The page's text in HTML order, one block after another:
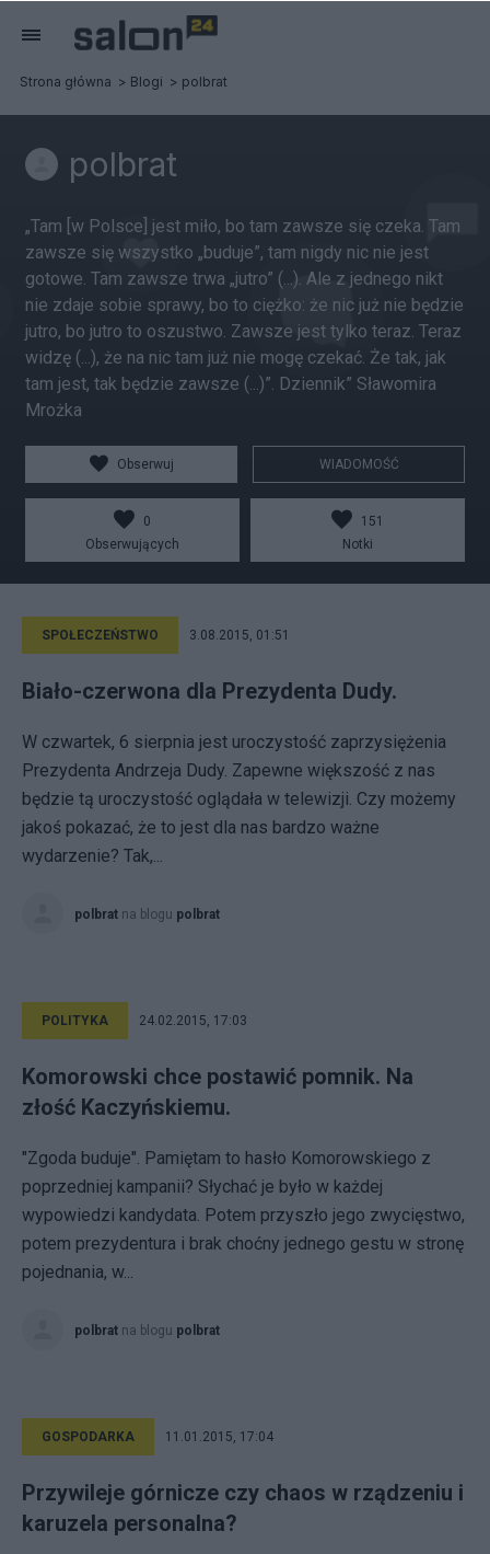
Strona główna Blogi polbrat
polbrat
„Tam [w Polsce] jest miło, bo tam zawsze się czeka. Tam
zawsze się wszystko „buduje”, tam nigdy nic nie jest
gotowe. Tam zawsze trwa „jutro” (...). Ale z jednego nikt
nie zdaje sobie sprawy, bo to ciężko: że nic już nie będzie
jutro, bo jutro to oszustwo. Zawsze jest tylko teraz. Teraz
widzę (...), że na nic tam już nie mogę czekać. Że tak, jak
tam jest, tak będzie zawsze (...)”. Dziennik” Sławomira
Mrożka
Obserwuj WIADOMOŚĆ
0
Obserwujących
151
Notki
SPOŁECZEŃSTWO 3.08.2015, 01:51
Biało-czerwona dla Prezydenta Dudy.
W czwartek, 6 sierpnia jest uroczystość zaprzysiężenia
Prezydenta Andrzeja Dudy. Zapewne większość z nas
będzie tą uroczystość oglądała w telewizji. Czy możemy
jakoś pokazać, że to jest dla nas bardzo ważne
wydarzenie? Tak,...
polbrat na blogu polbrat
POLITYKA 24.02.2015, 17:03
Komorowski chce postawić pomnik. Na
złość Kaczyńskiemu.
"Zgoda buduje". Pamiętam to hasło Komorowskiego z
poprzedniej kampanii? Słychać je było w każdej
wypowiedzi kandydata. Potem przyszło jego zwycięstwo,
potem prezydentura i brak choćny jednego gestu w stronę
pojednania, w...
polbrat na blogu polbrat
GOSPODARKA 11.01.2015, 17:04
Przywileje górnicze czy chaos w rządzeniu i
karuzela personalna?